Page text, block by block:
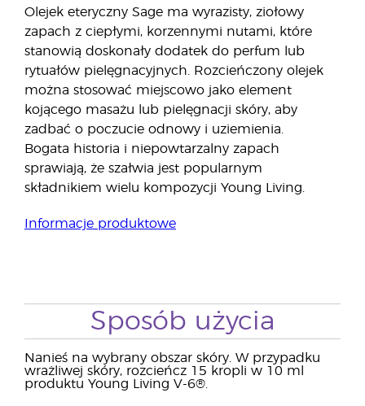
Olejek eteryczny Sage ma wyrazisty, ziołowy
zapach z ciepłymi, korzennymi nutami, które
stanowią doskonały dodatek do perfum lub
rytuałów pielęgnacyjnych. Rozcieńczony olejek
można stosować miejscowo jako element
kojącego masażu lub pielęgnacji skóry, aby
zadbać o poczucie odnowy i uziemienia.
Bogata historia i niepowtarzalny zapach
sprawiają, że szałwia jest popularnym
składnikiem wielu kompozycji Young Living.
Informacje produktowe
Sposób użycia
Nanieś na wybrany obszar skóry. W przypadku
wrażliwej skóry, rozcieńcz 15 kropli w 10 ml
produktu Young Living V-6®.